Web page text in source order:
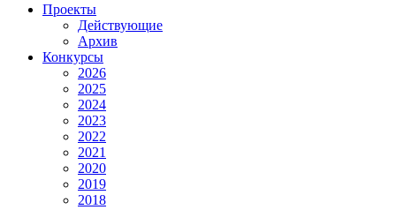
Проекты
Действующие
Архив
Конкурсы
2026
2025
2024
2023
2022
2021
2020
2019
2018